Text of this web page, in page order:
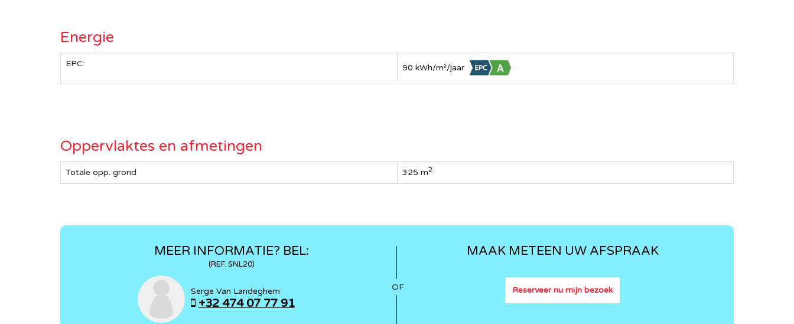
Energie
EPC: 90 kWh/m²/jaar
Oppervlaktes en afmetingen
Totale opp. grond 325 m2
MEER INFORMATIE? BEL:
(REF. SNL20)
Serge Van Landeghem
+32 474 07 77 91
OF
MAAK METEEN UW AFSPRAAK
Reserveer nu mijn bezoek